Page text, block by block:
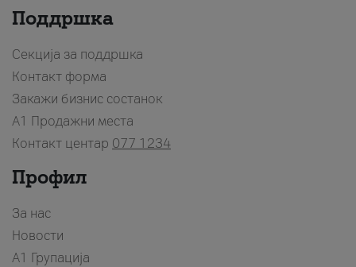
Поддршка
Секција за поддршка
Контакт форма
Закажи бизнис состанок
A1 Продажни места
Контакт центар 077 1234
Профил
За нас
Новости
А1 Групација